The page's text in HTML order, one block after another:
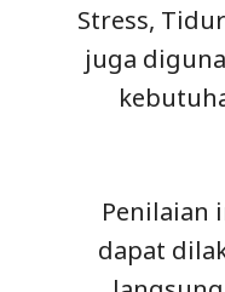
Stress,
juga
Penilaian
dapat